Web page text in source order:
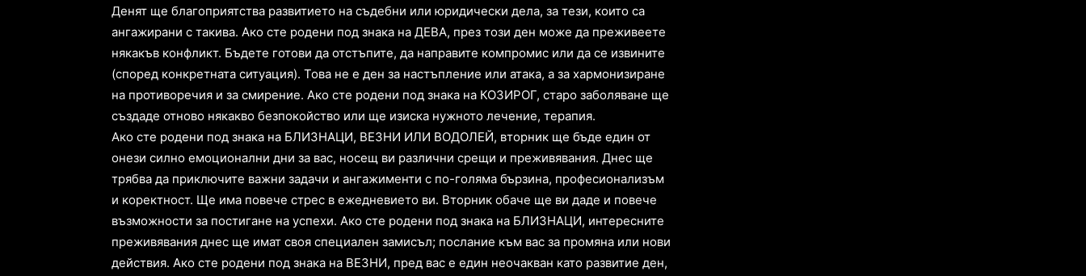
Денят ще благоприятства развитието на съдебни или юридически дела, за тези, които са
ангажирани с такива. Ако сте родени под знака на ДЕВА, през този ден може да преживеете
някакъв конфликт. Бъдете готови да отстъпите, да направите компромис или да се извините
(според конкретната ситуация). Това не е ден за настъпление или атака, а за хармонизиране
на противоречия и за смирение. Ако сте родени под знака на КОЗИРОГ, старо заболяване ще
създаде отново някакво безпокойство или ще изиска нужното лечение, терапия.
Ако сте родени под знака на БЛИЗНАЦИ, ВЕЗНИ ИЛИ ВОДОЛЕЙ, вторник ще бъде един от
онези силно емоционални дни за вас, носещ ви различни срещи и преживявания. Днес ще
трябва да приключите важни задачи и ангажименти с по-голяма бързина, професионализъм
и коректност. Ще има повече стрес в ежедневието ви. Вторник обаче ще ви даде и повече
възможности за постигане на успехи. Ако сте родени под знака на БЛИЗНАЦИ, интересните
преживявания днес ще имат своя специален замисъл; послание към вас за промяна или нови
действия. Ако сте родени под знака на ВЕЗНИ, пред вас е един неочакван като развитие ден,